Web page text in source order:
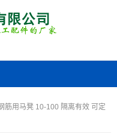
筋用马凳 10-100 隔离有效 可定